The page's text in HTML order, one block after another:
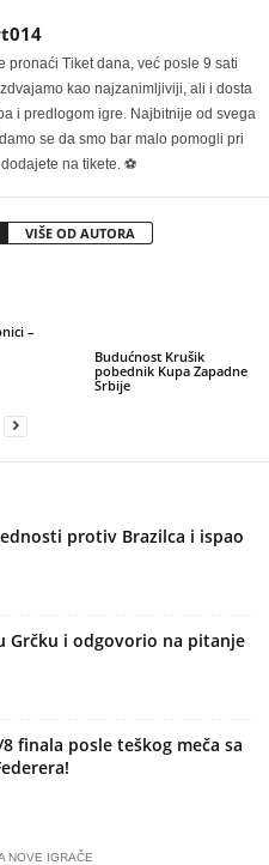
pronaći Tiket dana, već posle 9 sati
kao najzanimljiviji, ali i dosta
i predlogom igre. Najbitnije od svega
se da smo bar malo pomogli pri
na tikete. ⚽
VIŠE OD AUTORA
–
Budućnost Krušik
pobednik Kupa Zapadne
Srbije
protiv Brazilca i ispao
Grčku i odgovorio na pitanje
finala posle teškog meča sa
NOVE IGRAČE